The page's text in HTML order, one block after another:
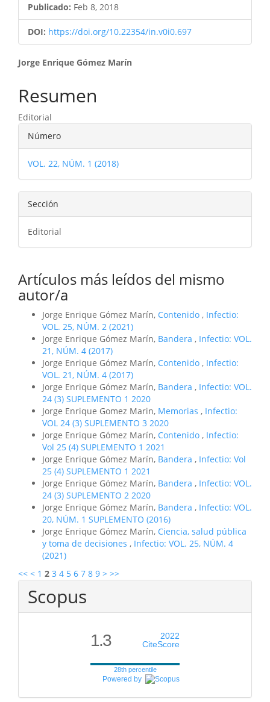
Publicado: Feb 8, 2018
DOI: https://doi.org/10.22354/in.v0i0.697
Contenido
principal
del
artículo
Jorge Enrique Gómez Marín
Resumen
Editorial
Detalles
del
artículo
Número
VOL. 22, NÚM. 1 (2018)
Sección
Editorial
Artículos más leídos del mismo
autor/a
Jorge Enrique Gómez Marín, Contenido , Infectio:
VOL. 25, NÚM. 2 (2021)
Jorge Enrique Gómez Marín, Bandera , Infectio: VOL.
21, NÚM. 4 (2017)
Jorge Enrique Gómez Marín, Contenido , Infectio:
VOL. 21, NÚM. 4 (2017)
Jorge Enrique Gómez Marín, Bandera , Infectio: VOL.
24 (3) SUPLEMENTO 1 2020
Jorge Enrique Gomez Marin, Memorias , Infectio:
VOL 24 (3) SUPLEMENTO 3 2020
Jorge Enrique Gómez Marín, Contenido , Infectio:
Vol 25 (4) SUPLEMENTO 1 2021
Jorge Enrique Gómez Marín, Bandera , Infectio: Vol
25 (4) SUPLEMENTO 1 2021
Jorge Enrique Gómez Marín, Bandera , Infectio: VOL.
24 (3) SUPLEMENTO 2 2020
Jorge Enrique Gómez Marín, Bandera , Infectio: VOL.
20, NÚM. 1 SUPLEMENTO (2016)
Jorge Enrique Gómez Marín, Ciencia, salud pública
y toma de decisiones , Infectio: VOL. 25, NÚM. 4
(2021)
<< < 1 2 3 4 5 6 7 8 9 > >>
Scopus
1.3
2022
CiteScore
28th percentile
Powered by